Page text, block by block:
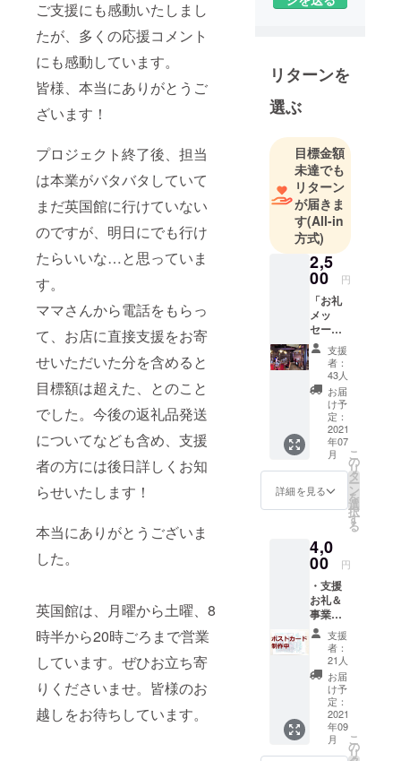
ご支援にも感動いたしまし
たが、多くの応援コメント
にも感動しています。
皆様、本当にありがとうご
ざいます！
プロジェクト終了後、担当
は本業がバタバタしていて
まだ英国館に行けていない
のですが、明日にでも行け
たらいいな…と思っていま
す。
ママさんから電話をもらっ
て、お店に直接支援をお寄
せいただいた分を含めると
目標額は超えた、とのこと
でした。今後の返礼品発送
についてなども含め、支援
者の方には後日詳しくお知
らせいたします！
本当にありがとうございま
した。
英国館は、月曜から土曜、8
時半から20時ごろまで営業
しています。ぜひお立ち寄
りくださいませ。皆様のお
越しをお待ちしています。
ブです。英
クラウド
ングを行い
リターンを
選ぶ
目標金額
未達でも
リターン
が届きま
す(All-in
方式)
2,5
00 円
「お礼
メッ
セー
ジ」 返
礼品不
要の方
はこち
らをお
選びく
ださ
い。支
援お礼
＆改修
などの
事業に
ついて
のメッ
セージ
を都度
送付し
ます。
増額さ
れたい
場合は
「リ
ターン
を選
択」の
画面の
「上乗
せ支援
支援
者：
43人
お届
け予
定：
2021
年07
月
詳細を見る
こ
の
リ
タ
ー
ン
を
選
択
す
る
4,0
00 円
・支援
お礼＆
事業報
告メッ
セージ
・英国
館ポス
トカー
ド 味
わい深
い建築
や街並
みを描
支援
者：
21人
お届
け予
定：
2021
年09
月
こ
の
リ